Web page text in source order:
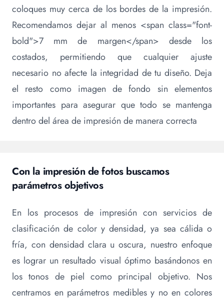
coloques muy cerca de los bordes de la impresión.
Recomendamos dejar al menos <span class="font-
bold">7 mm de margen</span> desde los
costados, permitiendo que cualquier ajuste
necesario no afecte la integridad de tu diseño. Deja
el resto como imagen de fondo sin elementos
importantes para asegurar que todo se mantenga
dentro del área de impresión de manera correcta
Con la impresión de fotos buscamos
parámetros objetivos
En los procesos de impresión con servicios de
clasificación de color y densidad, ya sea cálida o
fría, con densidad clara u oscura, nuestro enfoque
es lograr un resultado visual óptimo basándonos en
los tonos de piel como principal objetivo. Nos
centramos en parámetros medibles y no en colores